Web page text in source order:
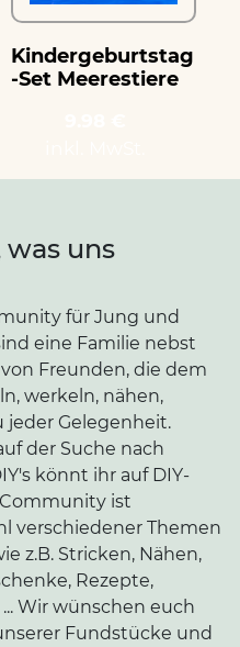
Kindergeburtstag
-Set Meerestiere
uns
für Jung und
eine Familie nebst
Freunden, die dem
werkeln, nähen,
jeder Gelegenheit.
der Suche nach
könnt ihr auf DIY-
ist
verschiedener Themen
z.B. Stricken, Nähen,
Rezepte,
Wir wünschen euch
Fundstücke und